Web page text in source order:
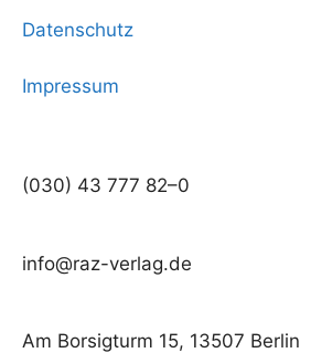
Datenschutz
Impressum
(030) 43 777 82–0
info@raz-verlag.de
Am Borsigturm 15, 13507 Berlin